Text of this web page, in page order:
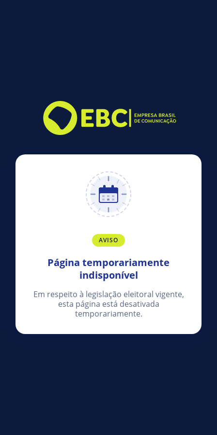
AVISO
Página temporariamente
indisponível
Em respeito à legislação eleitoral vigente,
esta página está desativada
temporariamente.